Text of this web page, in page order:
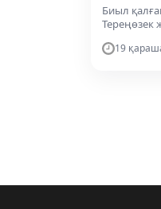
Биыл
Тереңөзек
19